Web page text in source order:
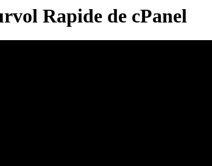
Rapide de cPanel